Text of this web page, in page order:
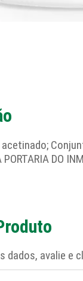
PORTARIA DO
dados, avalie e